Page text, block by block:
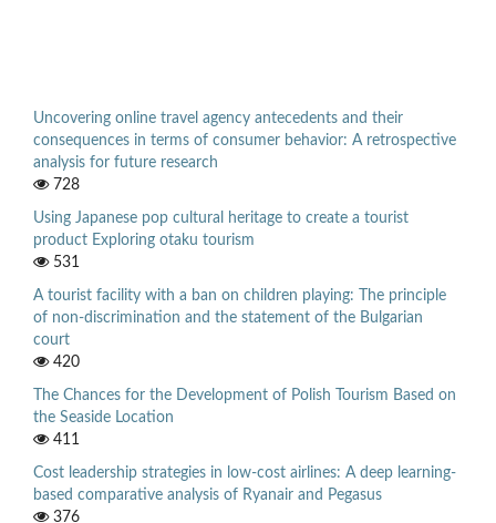
Uncovering online travel agency antecedents and their
consequences in terms of consumer behavior: A retrospective
analysis for future research
728
Using Japanese pop cultural heritage to create a tourist
product Exploring otaku tourism
531
A tourist facility with a ban on children playing: The principle
of non-discrimination and the statement of the Bulgarian
court
420
The Chances for the Development of Polish Tourism Based on
the Seaside Location
411
Cost leadership strategies in low-cost airlines: A deep learning-
based comparative analysis of Ryanair and Pegasus
376